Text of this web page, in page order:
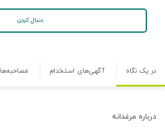
دنبال کردن
در یک نگاه آگهی‌های استخدام مصاحبه‌ها
درباره مرغدانه